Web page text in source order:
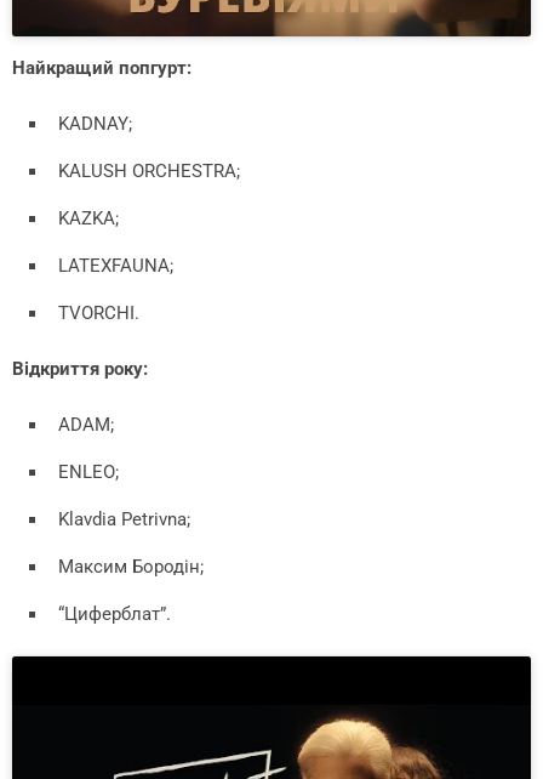
Найкращий попгурт:
KADNAY;
KALUSH ORCHESTRA;
KAZKA;
LATEXFAUNA;
TVORCHI.
Відкриття року:
ADAM;
ENLEO;
Klavdia Petrivna;
Максим Бородін;
“Циферблат”.